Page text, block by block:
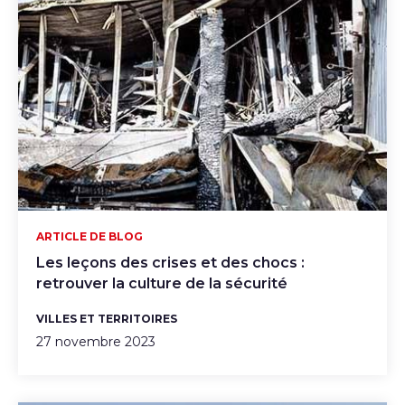
Les leçons des crises et des chocs :
retrouver la culture de la sécurité
ARTICLE DE BLOG
VILLES ET TERRITOIRES
27 novembre 2023